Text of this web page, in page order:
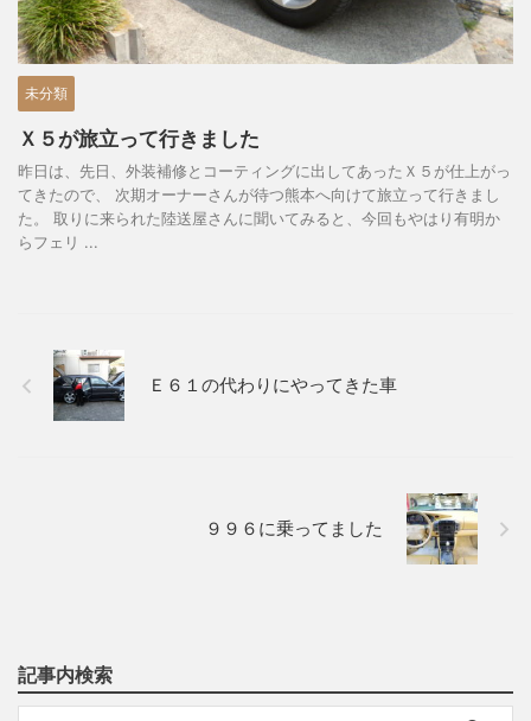
未分類
Ｘ５が旅立って行きました
昨日は、先日、外装補修とコーティングに出してあったＸ５が仕上がっ
てきたので、 次期オーナーさんが待つ熊本へ向けて旅立って行きまし
た。 取りに来られた陸送屋さんに聞いてみると、今回もやはり有明か
らフェリ ...
Ｅ６１の代わりにやってきた車
９９６に乗ってました
記事内検索